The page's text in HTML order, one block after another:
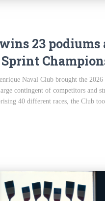
23
Naval Club brought the
contingent of competitors and
40 different races, the Club